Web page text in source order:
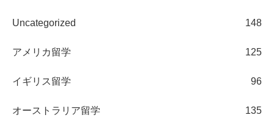
Uncategorized 148
アメリカ留学 125
イギリス留学 96
オーストラリア留学 135